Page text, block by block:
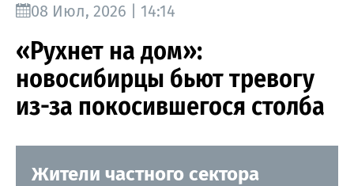
08 Июл, 2026 | 14:14
«Рухнет на дом»:
новосибирцы бьют тревогу
из-за покосившегося столба
Жители частного сектора